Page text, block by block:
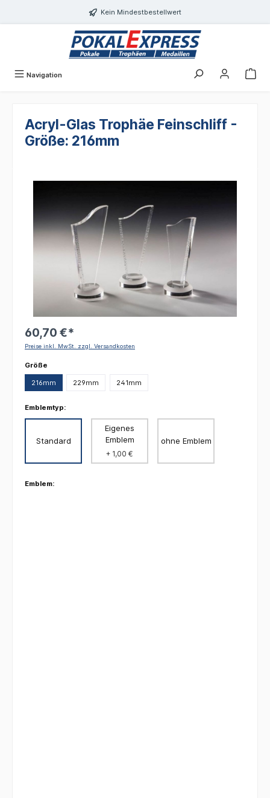
Kein Mindestbestellwert
Navigation
Acryl-Glas Trophäe Feinschliff -
Größe: 216mm
60,70 €*
Preise inkl. MwSt. zzgl. Versandkosten
Größe
216mm 229mm 241mm
Emblemtyp:
Standard
Eigenes
Emblem
+ 1,00 €
ohne Emblem
Emblem: